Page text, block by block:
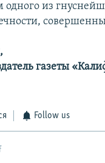
одного из
газеты
Follow us